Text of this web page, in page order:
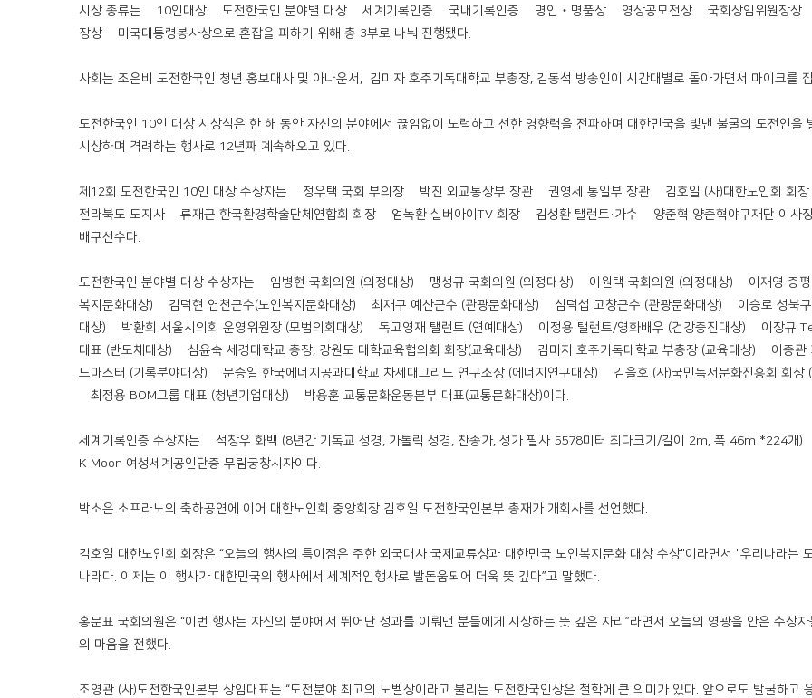
시상 종류는 ∆10인대상 ∆도전한국인 분야별 대상 ∆세계기록인증 ∆국내기록인증 ∆명인‧명품상 ∆영상공모전상 ∆국회상임위원장상
장상 ∆미국대통령봉사상으로 혼잡을 피하기 위해 총 3부로 나눠 진행됐다.
사회는 조은비 도전한국인 청년 홍보대사 및 아나운서, 김미자 호주기독대학교 부총장, 김동석 방송인이 시간대별로 돌아가면서 마이크를
도전한국인 10인 대상 시상식은 한 해 동안 자신의 분야에서 끊임없이 노력하고 선한 영향력을 전파하며 대한민국을 빛낸 불굴의 도전인을
시상하며 격려하는 행사로 12년째 계속해오고 있다.
제12회 도전한국인 10인 대상 수상자는 ∆정우택 국회 부의장 ∆박진 외교통상부 장관 ∆권영세 통일부 장관 ∆김호일 (사)대한노인회 회
전라북도 도지사 ∆류재근 한국환경학술단체연합회 회장 ∆엄녹환 실버아이TV 회장 ∆김성환 탤런트·가수 ∆양준혁 양준혁야구재단 이사
배구선수다.
도전한국인 분야별 대상 수상자는 ∆임병현 국회의원 (의정대상) ∆맹성규 국회의원 (의정대상) ∆이원택 국회의원 (의정대상) ∆이재영 증평
복지문화대상) ∆김덕현 연천군수(노인복지문화대상) ∆최재구 예산군수 (관광문화대상) ∆심덕섭 고창군수 (관광문화대상) ∆이승로 성북
대상) ∆박환희 서울시의회 운영위원장 (모범의회대상) ∆독고영재 탤런트 (연예대상) ∆이정용 탤런트/영화배우 (건강증진대상) ∆이장규
대표 (반도체대상) ∆심윤숙 세경대학교 총장, 강원도 대학교육협의회 회장(교육대상) ∆김미자 호주기독대학교 부총장 (교육대상) ∆이종관
드마스터 (기록분야대상) ∆문승일 한국에너지공과대학교 차세대그리드 연구소장 (에너지연구대상) ∆김을호 (사)국민독서문화진흥회 회장
∆최정용 BOM그룹 대표 (청년기업대상) ∆박용훈 교통문화운동본부 대표(교통문화대상)이다.
세계기록인증 수상자는 ∆석창우 화백 (8년간 기독교 성경, 가톨릭 성경, 찬송가, 성가 필사 5578미터 최다크기/길이 2m, 폭 46m *224개
K Moon 여성세계공인단증 무림궁창시자이다.
박소은 소프라노의 축하공연에 이어 대한노인회 중앙회장 김호일 도전한국인본부 총재가 개회사를 선언했다.
김호일 대한노인회 회장은 “오늘의 행사의 특이점은 주한 외국대사 국제교류상과 대한민국 노인복지문화 대상 수상"이라면서 "우리나라는
나라다. 이제는 이 행사가 대한민국의 행사에서 세계적인행사로 발돋움되어 더욱 뜻 깊다”고 말했다.
홍문표 국회의원은 “이번 행사는 자신의 분야에서 뛰어난 성과를 이뤄낸 분들에게 시상하는 뜻 깊은 자리”라면서 오늘의 영광을 안은 수상자
의 마음을 전했다.
조영관 (사)도전한국인본부 상임대표는 “도전분야 최고의 노벨상이라고 불리는 도전한국인상은 철학에 큰 의미가 있다. 앞으로도 발굴하고